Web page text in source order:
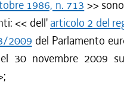
1986, n. 713 >>
<< dell' articolo 2 del
2009 del Parlamento
30 novembre 2009